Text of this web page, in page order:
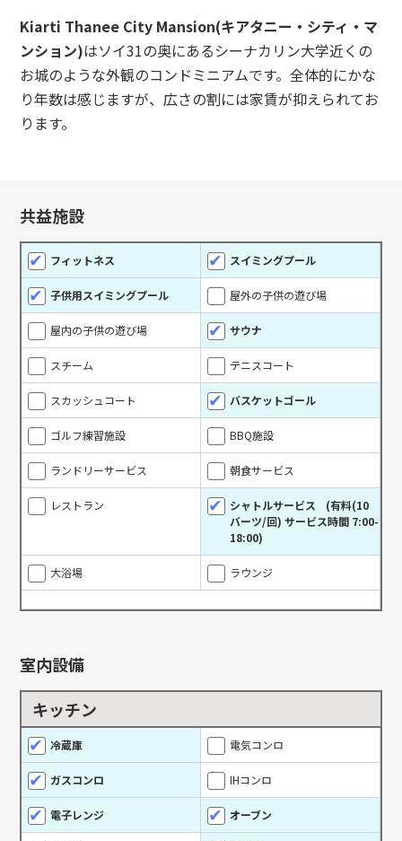
Kiarti Thanee City Mansion(キアタニー・シティ・マ
ンション)はソイ31の奥にあるシーナカリン大学近くの
お城のような外観のコンドミニアムです。全体的にかな
り年数は感じますが、広さの割には家賃が抑えられてお
ります。
共益施設
フィットネス スイミングプール
子供用スイミングプール 屋外の子供の遊び場
屋内の子供の遊び場 サウナ
スチーム テニスコート
スカッシュコート バスケットゴール
ゴルフ練習施設 BBQ施設
ランドリーサービス 朝食サービス
レストラン シャトルサービス
(有料(10
バーツ/回) サービス時間 7:00-
18:00)
大浴場 ラウンジ
室内設備
キッチン
冷蔵庫 電気コンロ
ガスコンロ IHコンロ
電子レンジ オーブン